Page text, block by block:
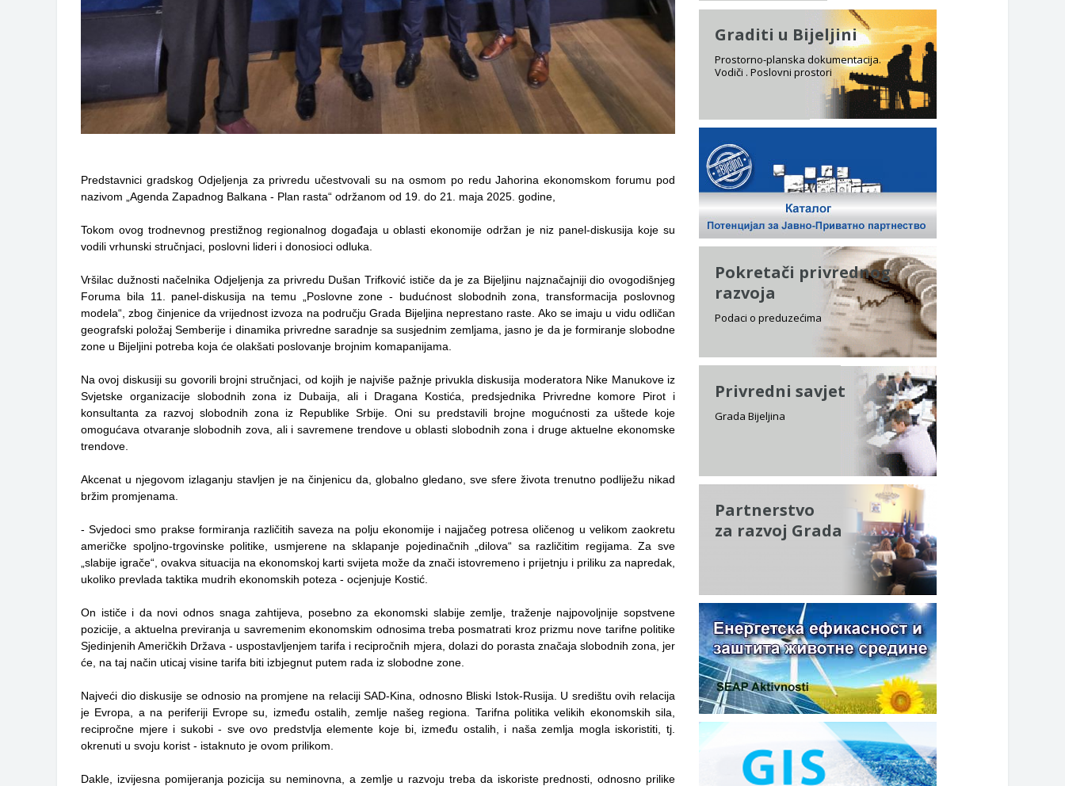
Predstavnici gradskog Odjeljenja za privredu učestvovali su na osmom po redu Jahorina ekonomskom forumu pod
nazivom „Agenda Zapadnog Balkana - Plan rasta“ održanom od 19. do 21. maja 2025. godine,
Tokom ovog trodnevnog prestižnog regionalnog događaja u oblasti ekonomije održan je niz panel-diskusija koje su
vodili vrhunski stručnjaci, poslovni lideri i donosioci odluka.
Vršilac dužnosti načelnika Odjeljenja za privredu Dušan Trifković ističe da je za Bijeljinu najznačajniji dio ovogodišnjeg
Foruma bila 11. panel-diskusija na temu „Poslovne zone - budućnost slobodnih zona, transformacija poslovnog
modela“, zbog činjenice da vrijednost izvoza na području Grada Bijeljina neprestano raste. Ako se imaju u vidu odličan
geografski položaj Semberije i dinamika privredne saradnje sa susjednim zemljama, jasno je da je formiranje slobodne
zone u Bijeljini potreba koja će olakšati poslovanje brojnim komapanijama.
Na ovoj diskusiji su govorili brojni stručnjaci, od kojih je najviše pažnje privukla diskusija moderatora Nike Manukove iz
Svjetske organizacije slobodnih zona iz Dubaija, ali i Dragana Kostića, predsjednika Privredne komore Pirot i
konsultanta za razvoj slobodnih zona iz Republike Srbije. Oni su predstavili brojne mogućnosti za uštede koje
omogućava otvaranje slobodnih zova, ali i savremene trendove u oblasti slobodnih zona i druge aktuelne ekonomske
trendove.
Akcenat u njegovom izlaganju stavljen je na činjenicu da, globalno gledano, sve sfere života trenutno podliježu nikad
bržim promjenama.
- Svjedoci smo prakse formiranja različitih saveza na polju ekonomije i najjačeg potresa oličenog u velikom zaokretu
američke spoljno-trgovinske politike, usmjerene na sklapanje pojedinačnih „dilova“ sa različitim regijama. Za sve
„slabije igrače“, ovakva situacija na ekonomskoj karti svijeta može da znači istovremeno i prijetnju i priliku za napredak,
ukoliko prevlada taktika mudrih ekonomskih poteza - ocjenjuje Kostić.
On ističe i da novi odnos snaga zahtijeva, posebno za ekonomski slabije zemlje, traženje najpovoljnije sopstvene
pozicije, a aktuelna previranja u savremenim ekonomskim odnosima treba posmatrati kroz prizmu nove tarifne politike
Sjedinjenih Američkih Država - uspostavljenjem tarifa i recipročnih mjera, dolazi do porasta značaja slobodnih zona, jer
će, na taj način uticaj visine tarifa biti izbjegnut putem rada iz slobodne zone.
Najveći dio diskusije se odnosio na promjene na relaciji SAD-Kina, odnosno Bliski Istok-Rusija. U središtu ovih relacija
je Evropa, a na periferiji Evrope su, između ostalih, zemlje našeg regiona. Tarifna politika velikih ekonomskih sila,
recipročne mjere i sukobi - sve ovo predstvlja elemente koje bi, između ostalih, i naša zemlja mogla iskoristiti, tj.
okrenuti u svoju korist - istaknuto je ovom prilikom.
Dakle, izvijesna pomijeranja pozicija su neminovna, a zemlje u razvoju treba da iskoriste prednosti, odnosno prilike
Graditi u Bijeljini
Prostorno-planska dokumentacija.
Vodiči . Poslovni prostori
Pokretači privrednog
razvoja
Podaci o preduzećima
Privredni savjet
Grada Bijeljina
Partnerstvo
za razvoj Grada